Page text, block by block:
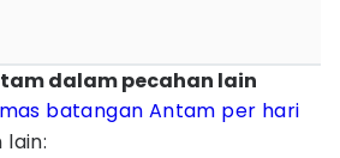
dalam pecahan lain
batangan Antam per hari